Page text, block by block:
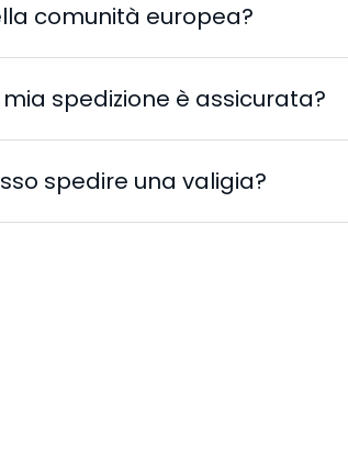
comunità europea?
mia spedizione è assicurata?
spedire una valigia?